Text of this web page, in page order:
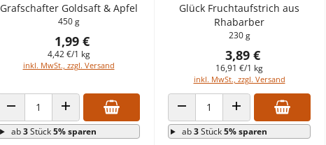
Grafschafter Goldsaft & Apfel
450 g
1,99 €
4,42 €/1 kg
inkl. MwSt., zzgl. Versand
ANZAHL VERRINGERNANZAHL ERHÖHEN
ab3Stück5% sparen
Glück Fruchtaufstrich aus
Rhabarber
230 g
3,89 €
16,91 €/1 kg
inkl. MwSt., zzgl. Versand
ANZAHL VERRINGERNANZAHL ERHÖHEN
ab3Stück5% sparen